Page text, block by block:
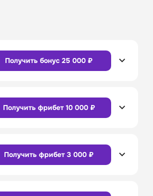
Получить бонус 25 000 ₽
Сайт Приложение
Получить фрибет 10 000 ₽
Сайт Приложение
Получить фрибет 3 000 ₽